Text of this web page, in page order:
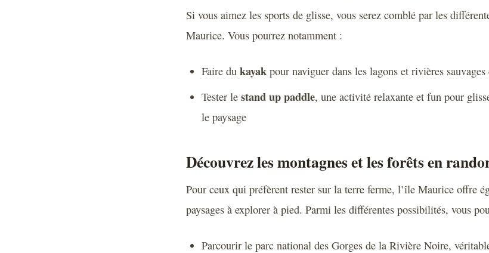
Si vous aimez les sports de glisse, vous serez comblé par les
Maurice. Vous pourrez notamment :
Faire du kayakpour naviguer dans les lagons et rivières sauvages
Tester le stand up paddle, une activité relaxante et fun pour
le paysage
Découvrez les montagnes et les forêts en
Pour ceux qui préfèrent rester sur la terre ferme, l’île Maurice offre
paysages à explorer à pied. Parmi les différentes possibilités, vous
Parcourir le parc national des Gorges de la Rivière Noire,